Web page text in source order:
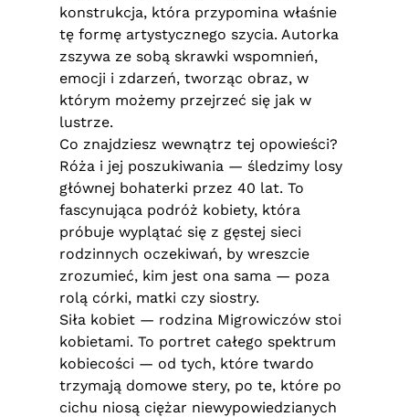
konstrukcja, która przypomina właśnie
tę formę artystycznego szycia. Autorka
zszywa ze sobą skrawki wspomnień,
emocji i zdarzeń, tworząc obraz, w
którym możemy przejrzeć się jak w
lustrze.
Co znajdziesz wewnątrz tej opowieści?
Róża i jej poszukiwania — śledzimy losy
głównej bohaterki przez 40 lat. To
fascynująca podróż kobiety, która
próbuje wyplątać się z gęstej sieci
rodzinnych oczekiwań, by wreszcie
zrozumieć, kim jest ona sama — poza
rolą córki, matki czy siostry.
Siła kobiet — rodzina Migrowiczów stoi
kobietami. To portret całego spektrum
kobiecości — od tych, które twardo
trzymają domowe stery, po te, które po
cichu niosą ciężar niewypowiedzianych